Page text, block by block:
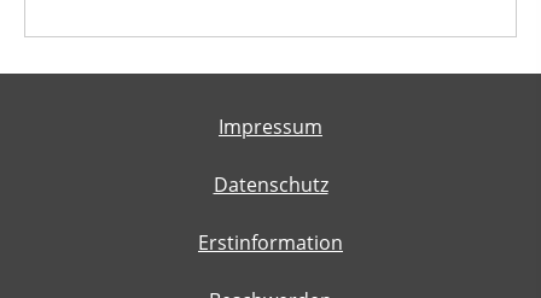
Impressum
Datenschutz
Erstinformation